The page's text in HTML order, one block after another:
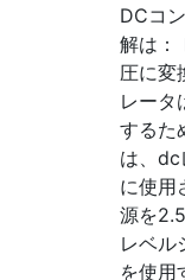
DCコ
解は：
圧に変
レータ
するた
は、dc
に使用
源を
レベル
を使用